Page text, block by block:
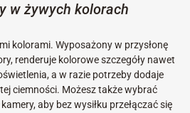
w żywych kolorach
kolorami. Wyposażony w przysłonę
renderuje kolorowe szczegóły nawet
a w razie potrzeby dodaje
ciemności. Możesz także wybrać
aby bez wysiłku przełączać się